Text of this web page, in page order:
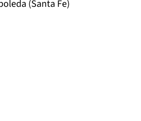
(Santa Fe)